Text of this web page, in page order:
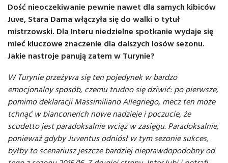
Dość nieoczekiwanie pewnie nawet dla samych kibiców
Juve, Stara Dama włączyła się do walki o tytuł
mistrzowski. Dla Interu niedzielne spotkanie wydaje się
mieć kluczowe znaczenie dla dalszych losów sezonu.
Jakie nastroje panują zatem w Turynie?
W Turynie przeżywa się ten pojedynek w bardzo
emocjonalny sposób, czemu trudno się dziwić: po pierwsze,
pomimo deklaracji Massimiliano Allegriego, mecz ten może
tchnąć w bianconerich nowe nadzieje i poczucie, że
scudetto jest paradoksalnie wciąż w zasięgu. Paradoksalnie,
ponieważ gdyby Juventus odniósł w tym sezonie sukces,
byłby to scenariusz jeszcze bardziej nieprawdopodobny od